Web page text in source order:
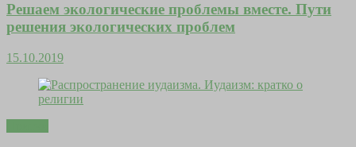
Решаем экологические проблемы вместе. Пути
решения экологических проблем
15.10.2019